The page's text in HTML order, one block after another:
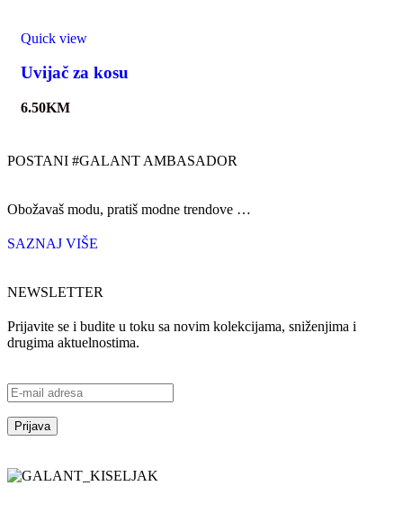
Quick view
Uvijač za kosu
6.50KM
POSTANI #GALANT AMBASADOR
Obožavaš modu, pratiš modne trendove …
SAZNAJ VIŠE
NEWSLETTER
Prijavite se i budite u toku sa novim kolekcijama, sniženjima i
drugima aktuelnostima.